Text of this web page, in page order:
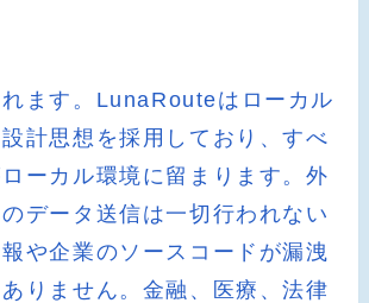
ます。LunaRouteはローカル
計思想を採用しており、すべ
ーカル環境に留まります。外
データ送信は一切行われない
や企業のソースコードが漏洩
りません。金融、医療、法律